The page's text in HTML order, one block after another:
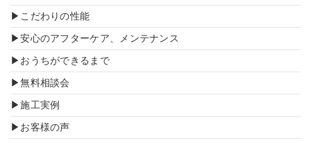
こだわりの性能
安心のアフターケア、メンテナンス
おうちができるまで
無料相談会
施工実例
お客様の声